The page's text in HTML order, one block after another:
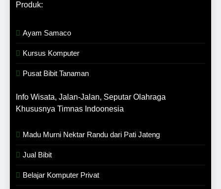
Produk:
Ayam Samaco
Kursus Komputer
Pusat Bibit Tanaman
Info Wisata, Jalan-Jalan, Seputar Olahraga
Khususnya Timnas Indoonesia
Madu Murni Nektar Randu dari Pati Jateng
Jual Bibit
Belajar Komputer Privat